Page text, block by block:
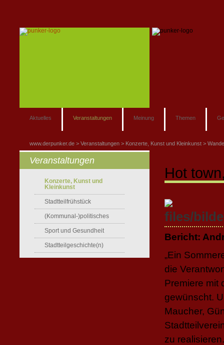
Aktuelles Veranstaltungen Meinung Themen
www.derpunker.de Veranstaltungen Konzerte, Kunst und Kleinkunst
Hot
Bericht:
„Ein
die
Premiere mit
gewünscht.
Maucher,
zu
Veranstaltungen
Konzerte, Kunst und
Kleinkunst
Stadtteilfrühstück
(Kommunal-)politisches
Sport und Gesundheit
Stadtteilgeschichte(n)